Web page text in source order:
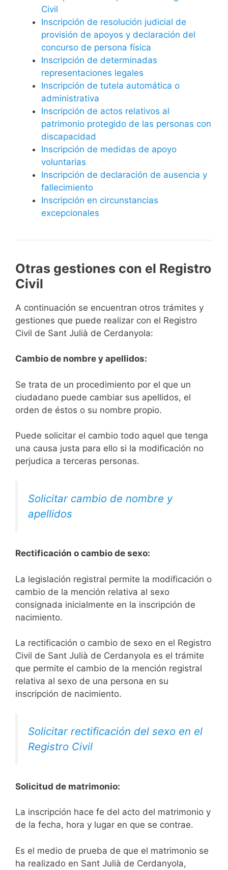
Civil
Inscripción de resolución judicial de
provisión de apoyos y declaración del
concurso de persona física
Inscripción de determinadas
representaciones legales
Inscripción de tutela automática o
administrativa
Inscripción de actos relativos al
patrimonio protegido de las personas con
discapacidad
Inscripción de medidas de apoyo
voluntarias
Inscripción de declaración de ausencia y
fallecimiento
Inscripción en circunstancias
excepcionales
Otras gestiones con el Registro
Civil
A continuación se encuentran otros trámites y
gestiones que puede realizar con el Registro
Civil de Sant Julià de Cerdanyola:
Cambio de nombre y apellidos:
Se trata de un procedimiento por el que un
ciudadano puede cambiar sus apellidos, el
orden de éstos o su nombre propio.
Puede solicitar el cambio todo aquel que tenga
una causa justa para ello si la modificación no
perjudica a terceras personas.
Solicitar cambio de nombre y
apellidos
Rectificación o cambio de sexo:
La legislación registral permite la modificación o
cambio de la mención relativa al sexo
consignada inicialmente en la inscripción de
nacimiento.
La rectificación o cambio de sexo en el Registro
Civil de Sant Julià de Cerdanyola es el trámite
que permite el cambio de la mención registral
relativa al sexo de una persona en su
inscripción de nacimiento.
Solicitar rectificación del sexo en el
Registro Civil
Solicitud de matrimonio:
La inscripción hace fe del acto del matrimonio y
de la fecha, hora y lugar en que se contrae.
Es el medio de prueba de que el matrimonio se
ha realizado en Sant Julià de Cerdanyola,